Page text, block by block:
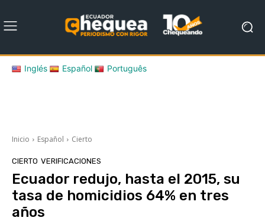
Inglés Español Português
Inicio Español Cierto
CIERTO VERIFICACIONES
Ecuador redujo, hasta el 2015, su
tasa de homicidios 64% en tres
años